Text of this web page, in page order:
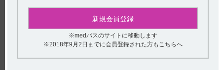
【タンボコール・注射】 小児への投与に関する注意事項
について教えてください。
【タンボコール・錠・細粒】 用法及び用量や投与時の注
意事項について教えてください。
(選択してください)
新規会員登録
※medパスのサイトに移動します
※2018年9月2日までに会員登録された方もこちらへ